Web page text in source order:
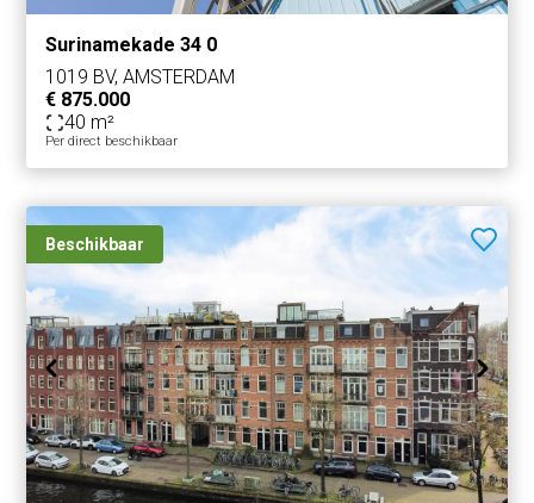
een bod c.q. in onderhandeling te treden.
Surinamekade 34 0
1019 BV, AMSTERDAM
€ 875.000
40 m²
Per direct beschikbaar
Beschikbaar